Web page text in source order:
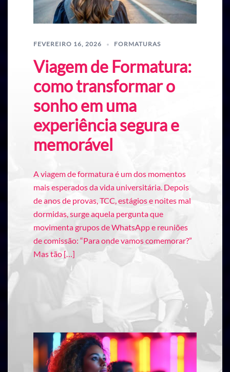
FEVEREIRO 16, 2026 FORMATURAS
Viagem de Formatura:
como transformar o
sonho em uma
experiência segura e
memorável
A viagem de formatura é um dos momentos
mais esperados da vida universitária. Depois
de anos de provas, TCC, estágios e noites mal
dormidas, surge aquela pergunta que
movimenta grupos de WhatsApp e reuniões
de comissão: “Para onde vamos comemorar?”
Mas tão […]